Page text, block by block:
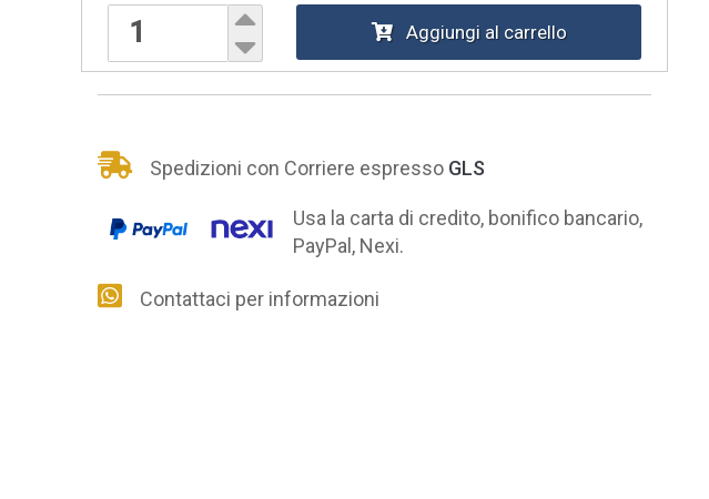
Aggiungi al carrello
Spedizioni con Corriere espresso GLS
Usa la carta di credito, bonifico bancario,
PayPal, Nexi.
Contattaci per informazioni